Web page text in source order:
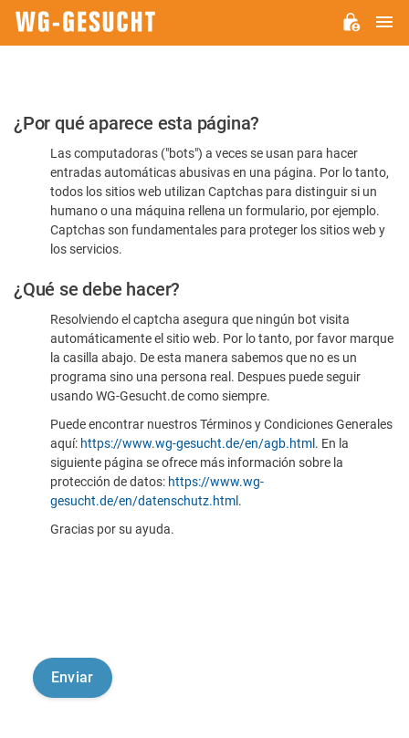
Por
favor,
confirme
humano
¿Por qué aparece esta página?
Las computadoras ("bots") a veces se usan para hacer
entradas automáticas abusivas en una página. Por lo tanto,
todos los sitios web utilizan Captchas para distinguir si un
humano o una máquina rellena un formulario, por ejemplo.
Captchas son fundamentales para proteger los sitios web y
los servicios.
¿Qué se debe hacer?
Resolviendo el captcha asegura que ningún bot visita
automáticamente el sitio web. Por lo tanto, por favor marque
la casilla abajo. De esta manera sabemos que no es un
programa sino una persona real. Despues puede seguir
usando WG-Gesucht.de como siempre.
Puede encontrar nuestros Términos y Condiciones Generales
aquí: https://www.wg-gesucht.de/en/agb.html . En la
siguiente página se ofrece más información sobre la
protección de datos: https://www.wg-
gesucht.de/en/datenschutz.html .
Gracias por su ayuda.